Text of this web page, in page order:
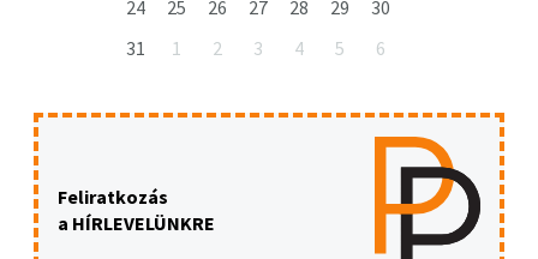
24
25 26 27 28 29
30
31
1 2 3 4 5 6
Feliratkozás
a HÍRLEVELÜNKRE